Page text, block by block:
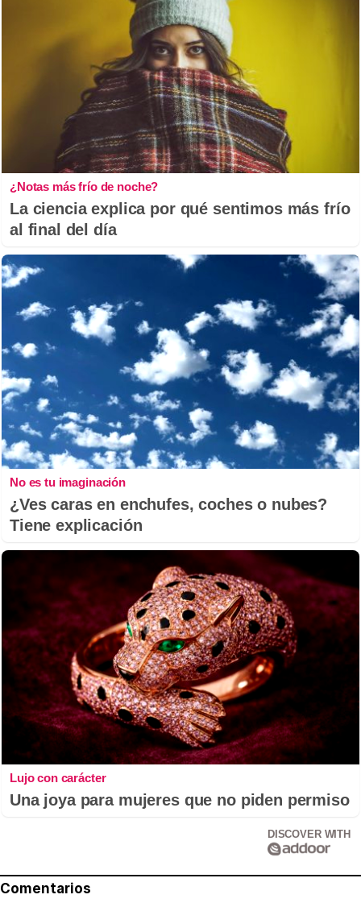
¿Notas más frío de noche?
La ciencia explica por qué sentimos más frío
al final del día
No es tu imaginación
¿Ves caras en enchufes, coches o nubes?
Tiene explicación
Lujo con carácter
Una joya para mujeres que no piden permiso
DISCOVER WITH
Comentarios